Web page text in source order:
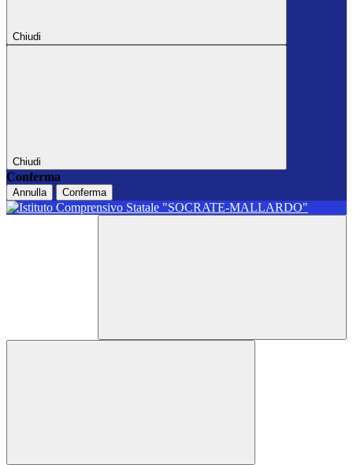
Chiudi
Chiudi
Conferma
Annulla Conferma